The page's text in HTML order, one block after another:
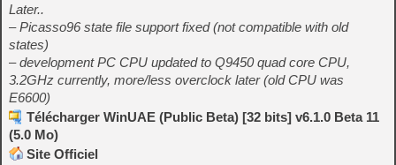
Later..
– Picasso96 state file support fixed (not compatible with old
states)
– development PC CPU updated to Q9450 quad core CPU,
3.2GHz currently, more/less overclock later (old CPU was
E6600)
Télécharger WinUAE (Public Beta) [32 bits] v6.1.0 Beta 11
(5.0 Mo)
Site Officiel